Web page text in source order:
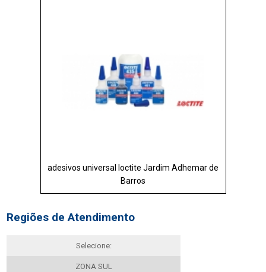
adesivos universal loctite Jardim Adhemar de
Barros
Regiões de Atendimento
Selecione:
ZONA SUL